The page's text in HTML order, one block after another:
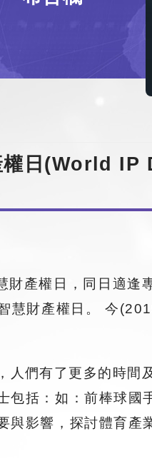
日(World IP
財產權日，同日適逢
慧財產權日。 今
人們有了更多的時
包括：如：前棒球
與影響，探討體育